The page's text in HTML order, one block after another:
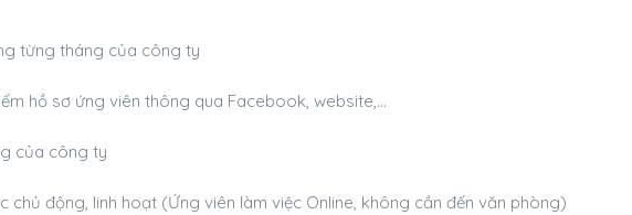
từng tháng của công ty
hồ sơ ứng viên thông qua Facebook, website,…
của công ty
chủ động, linh hoạt (Ứng viên làm việc Online, không cần đến văn phòng)